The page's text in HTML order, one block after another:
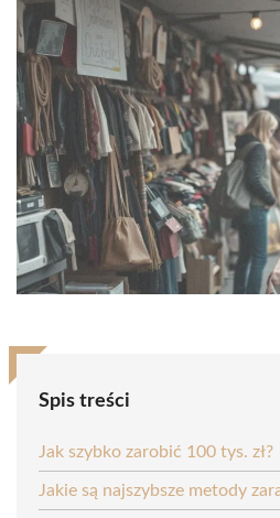
Spis treści
Jak szybko zarobić 100 tys. zł?
Jakie są najszybsze metody